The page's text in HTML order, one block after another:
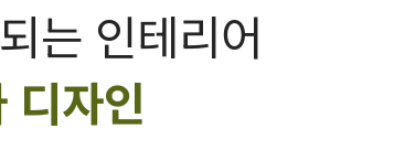
는 인테리어
디자인